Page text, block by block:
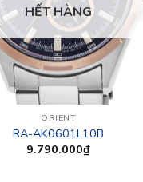
HẾT HÀNG
ORIENT
RA-AK0601L10B
9.790.000₫